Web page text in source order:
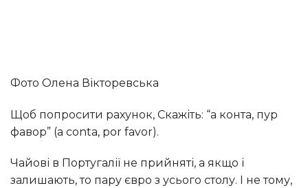
Фото Олена Вікторевська
Щоб попросити рахунок, Скажіть: “а конта, пур
фавор” (а conta, por favor).
Чайові в Португалії не прийняті, а якщо і
залишають, то пару євро з усього столу. І не тому,